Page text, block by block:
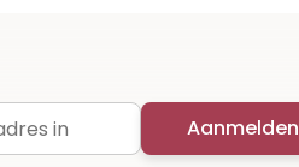
Aanmelden